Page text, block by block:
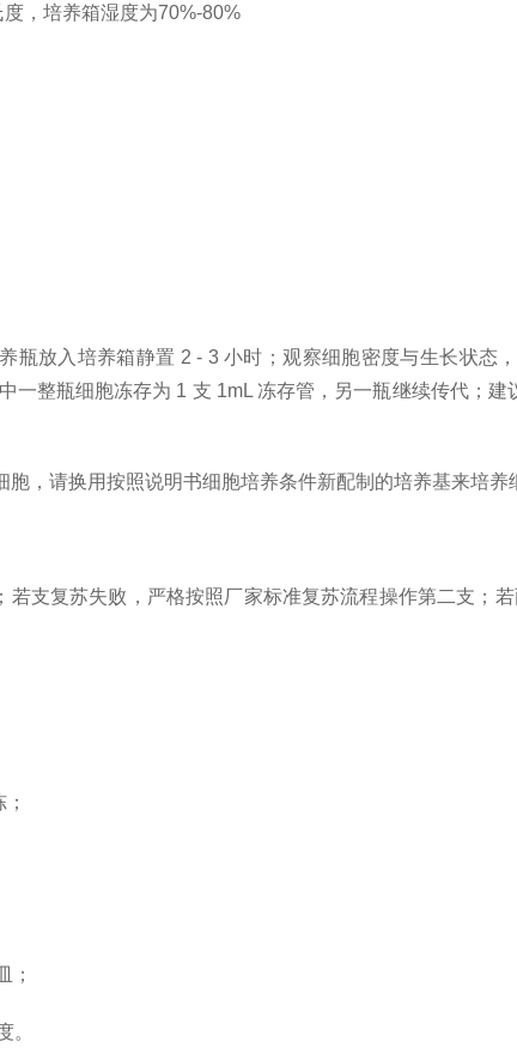
，培养箱湿度为70%-80%
瓶放入培养箱静置 2 - 3 小时；观察细胞密度与生长状态
一整瓶细胞冻存为 1 支 1mL 冻存管，另一瓶继续传代；
，请换用按照说明书细胞培养条件新配制的培养基来培养
若支复苏失败，严格按照厂家标准复苏流程操作第二支；
；
。